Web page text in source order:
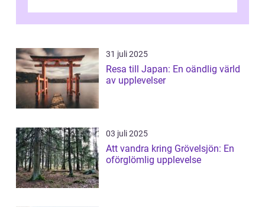
31 juli 2025
Resa till Japan: En oändlig värld
av upplevelser
03 juli 2025
Att vandra kring Grövelsjön: En
oförglömlig upplevelse